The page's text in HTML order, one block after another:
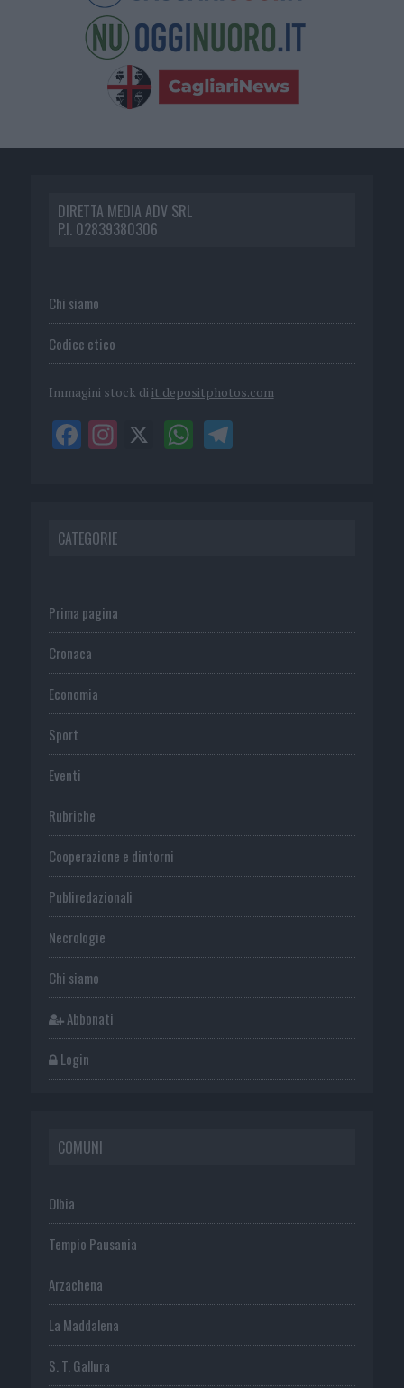
DIRETTA MEDIA ADV SRL
P.I. 02839380306
Chi siamo
Codice etico
Immagini stock di it.depositphotos.com
CATEGORIE
Prima pagina
Cronaca
Economia
Sport
Eventi
Rubriche
Cooperazione e dintorni
Publiredazionali
Necrologie
Chi siamo
Abbonati
Login
COMUNI
Olbia
Tempio Pausania
Arzachena
La Maddalena
S. T. Gallura